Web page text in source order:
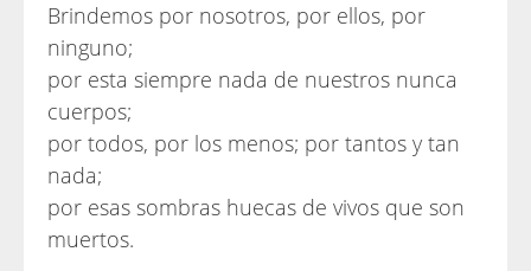
Brindemos por nosotros, por ellos, por
ninguno;
por esta siempre nada de nuestros nunca
cuerpos;
por todos, por los menos; por tantos y tan
nada;
por esas sombras huecas de vivos que son
muertos.